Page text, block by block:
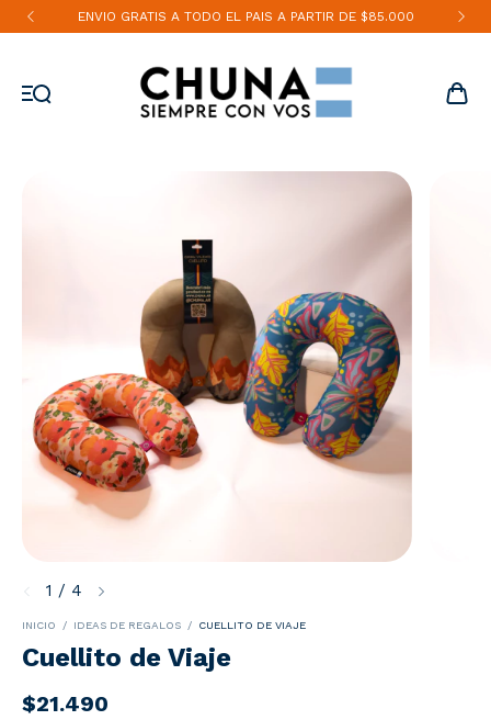
ENVIO GRATIS A TODO EL PAIS A PARTIR DE $85.000
1 / 4
INICIO / IDEAS DE REGALOS / CUELLITO DE VIAJE
Cuellito de Viaje
$21.490